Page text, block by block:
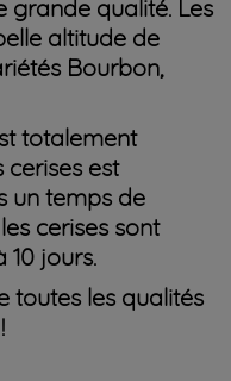
grande qualité. Les
altitude de
Bourbon,
totalement
cerises est
un temps de
cerises sont
10 jours.
toutes les qualités